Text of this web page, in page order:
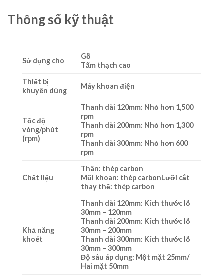
Thông số kỹ thuật
Sử dụng cho
Gỗ
Tấm thạch cao
Thiết bị
khuyên dùng
Máy khoan điện
Tốc độ
vòng/phút
(rpm)
Thanh dài 120mm: Nhỏ hơn 1,500
rpm
Thanh dài 200mm: Nhỏ hơn 1,300
rpm
Thanh dài 300mm: Nhỏ hơn 600
rpm
Chất liệu
Thân: thép carbon
Mũi khoan: thép carbonLưỡi cắt
thay thế: thép carbon
Khả năng
khoét
Thanh dài 120mm: Kích thước lỗ
30mm – 120mm
Thanh dài 200mm: Kích thước lỗ
30mm – 200mm
Thanh dài 300mm: Kích thước lỗ
30mm – 300mm
Độ sâu áp dụng: Một mặt 25mm/
Hai mặt 50mm